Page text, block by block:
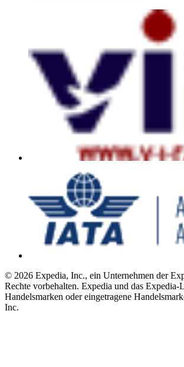
© 2026 Expedia, Inc., ein Unternehmen der
Rechte vorbehalten. Expedia und das Expedia-
Handelsmarken oder eingetragene
Inc.